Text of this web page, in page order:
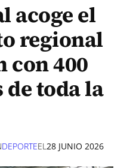
acoge el
regional
con 400
toda la
DEPORTEEL28 JUNIO 2026